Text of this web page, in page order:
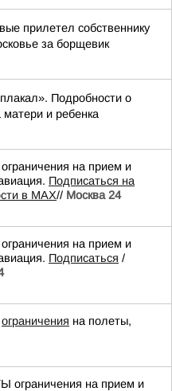
прилетел собственнику
за борщевик
Подробности о
матери и ребенка
на прием и
Подписаться на
в MAX// Москва 24
на прием и
Подписаться /
ограничения на полеты,
на прием и